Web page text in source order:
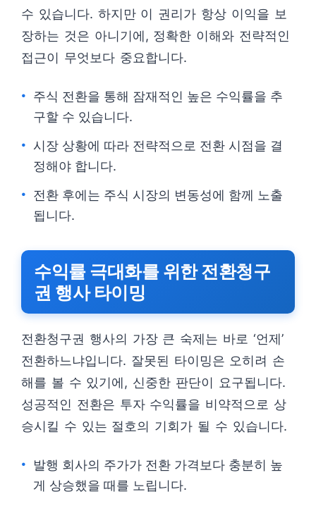
수 있습니다. 하지만 이 권리가 항상 이익을 보
장하는 것은 아니기에, 정확한 이해와 전략적인
접근이 무엇보다 중요합니다.
주식 전환을 통해 잠재적인 높은 수익률을 추
구할 수 있습니다.
시장 상황에 따라 전략적으로 전환 시점을 결
정해야 합니다.
전환 후에는 주식 시장의 변동성에 함께 노출
됩니다.
수익률 극대화를 위한 전환청구
권 행사 타이밍
전환청구권 행사의 가장 큰 숙제는 바로 ‘언제’
전환하느냐입니다. 잘못된 타이밍은 오히려 손
해를 볼 수 있기에, 신중한 판단이 요구됩니다.
성공적인 전환은 투자 수익률을 비약적으로 상
승시킬 수 있는 절호의 기회가 될 수 있습니다.
발행 회사의 주가가 전환 가격보다 충분히 높
게 상승했을 때를 노립니다.